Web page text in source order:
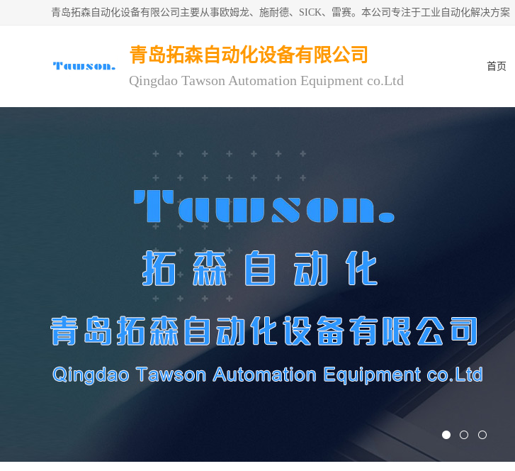
青岛拓森自动化设备有限公司主要从事欧姆龙、施耐德、SICK、雷赛。本公司专注于工业自动化解决方案
青岛拓森自动化设备有限公司
Qingdao Tawson Automation Equipment co.Ltd
首页